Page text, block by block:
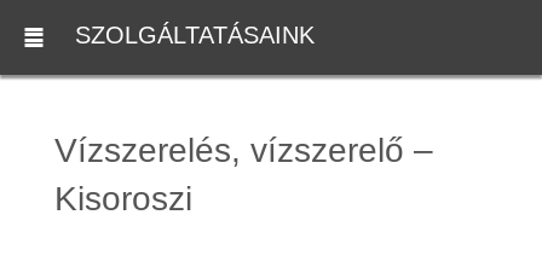
SZOLGÁLTATÁSAINK
Vízszerelés, vízszerelő –
Kisoroszi